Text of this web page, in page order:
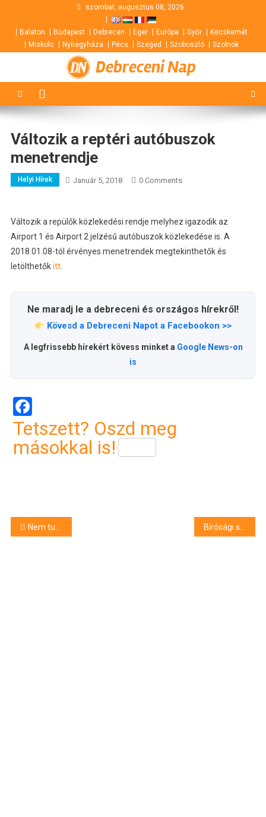
content
szombat, augusztus 08, 2026
Balaton Budapest Debrecen Eger Európa Győr
Kecskemét
Miskolc
Nyíregyháza Pécs Szeged Szoboszló Szolnok
Debreceni Nap
Változik a reptéri autóbuszok
menetrendje
Helyi Hírek Január 5, 2018 0 Comments
Változik a repülők közlekedési rendje melyhez igazodik az
Airport 1 és Airport 2 jelzésű autóbuszok közlekedése is. A
2018.01.08-tól érvényes menetrendek megtekinthetők és
letölthetőkitt.
Ne maradj le a debreceni és országos hírekről!
Kövesd a Debreceni Napot a Facebookon >>
A legfrissebb hírekért kövess minket a Google News-on
is
Facebook
Tetszett? Oszd meg
másokkal is!
Bejegyzés
Nem tudott ajtót nyitni